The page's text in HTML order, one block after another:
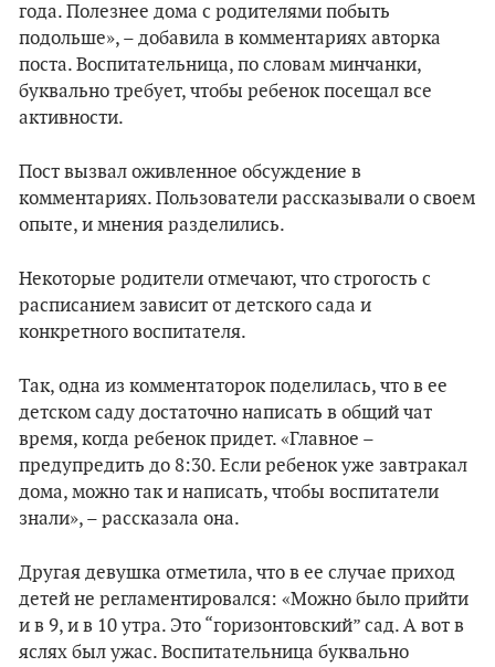
года. Полезнее дома с родителями побыть
подольше», – добавила в комментариях авторка
поста. Воспитательница, по словам минчанки,
буквально требует, чтобы ребенок посещал все
активности.
Пост вызвал оживленное обсуждение в
комментариях. Пользователи рассказывали о своем
опыте, и мнения разделились.
Некоторые родители отмечают, что строгость с
расписанием зависит от детского сада и
конкретного воспитателя.
Так, одна из комментаторок поделилась, что в ее
детском саду достаточно написать в общий чат
время, когда ребенок придет. «Главное –
предупредить до 8:30. Если ребенок уже завтракал
дома, можно так и написать, чтобы воспитатели
знали», – рассказала она.
Другая девушка отметила, что в ее случае приход
детей не регламентировался: «Можно было прийти
и в 9, и в 10 утра. Это “горизонтовский” сад. А вот в
яслях был ужас. Воспитательница буквально